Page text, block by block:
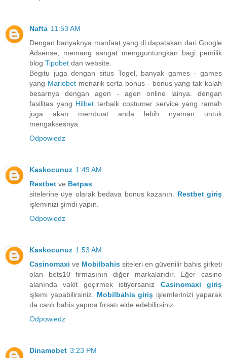
Nafta 11:53 AM
Dengan banyaknya manfaat yang di dapatakan dari Google
Adsense, memang sangat mengguntungkan bagi pemilik
blog Tipobet dan website.
Begitu juga dengan situs Togel, banyak games - games
yang Mariobetmenarik serta bonus - bonus yang tak kalah
besarnya dengan agen - agen online lainya. dengan
fasilitas yang Hilbet terbaik costumer service yang ramah
juga akan membuat anda lebih nyaman untuk
mengaksesnya
Odpowiedz
Kaskocunuz 1:49 AM
Restbet ve Betpas
sitelerine üye olarak bedava bonus kazanın. Restbet giriş
işleminizi şimdi yapın.
Odpowiedz
Kaskocunuz 1:53 AM
Casinomaxi ve Mobilbahis siteleri en güvenilir bahis şirketi
olan bets10 firmasının diğer markalarıdır. Eğer casino
alanında vakit geçirmek istiyorsanız Casinomaxi giriş
işlemi yapabilirsiniz. Mobilbahis giriş işlemlerinizi yaparak
da canlı bahis yapma fırsatı elde edebilirsiniz.
Odpowiedz
Dinamobet 3:23 PM